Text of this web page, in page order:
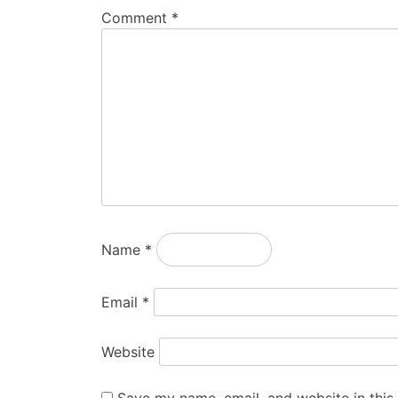
Comment *
Name *
Email *
Website